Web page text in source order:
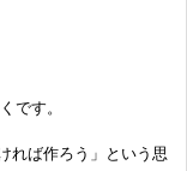
です。
れば作ろう」という思